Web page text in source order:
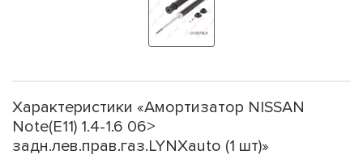
Характеристики «Амортизатор NISSAN
Note(E11) 1.4-1.6 06>
задн.лев.прав.газ.LYNXauto (1 шт)»